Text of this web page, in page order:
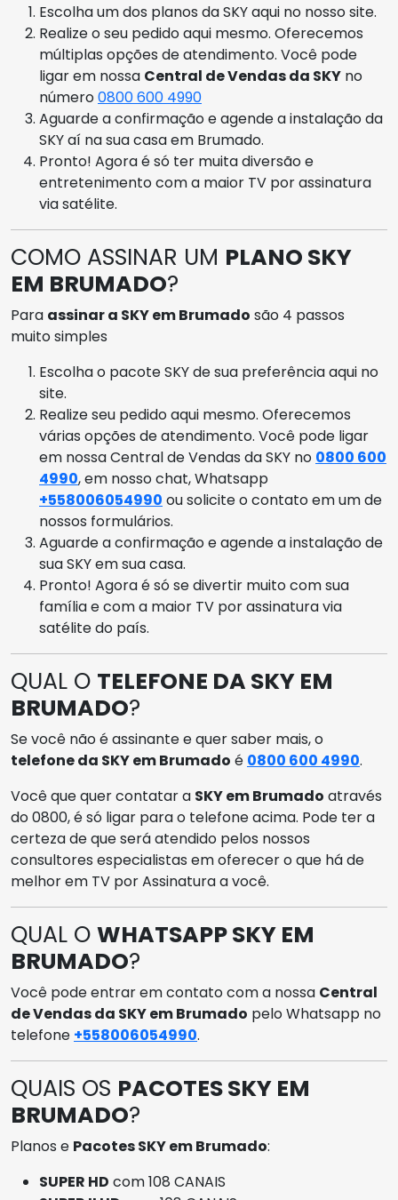
Escolha um dos planos da SKY aqui no nosso site.
Realize o seu pedido aqui mesmo. Oferecemos
múltiplas opções de atendimento. Você pode
ligar em nossa Central de Vendas da SKY no
número0800 600 4990
Aguarde a confirmação e agende a instalação da
SKY aí na sua casa em Brumado.
Pronto! Agora é só ter muita diversão e
entretenimento com a maior TV por assinatura
via satélite.
COMO ASSINAR UM PLANO SKY
EM BRUMADO?
Para assinar a SKY em Brumado são 4 passos
muito simples
Escolha o pacote SKY de sua preferência aqui no
site.
Realize seu pedido aqui mesmo. Oferecemos
várias opções de atendimento. Você pode ligar
em nossa Central de Vendas da SKY no 0800 600
4990, em nosso chat, Whatsapp
+558006054990 ou solicite o contato em um de
nossos formulários.
Aguarde a confirmação e agende a instalação de
sua SKY em sua casa.
Pronto! Agora é só se divertir muito com sua
família e com a maior TV por assinatura via
satélite do país.
QUAL O TELEFONE DA SKY EM
BRUMADO?
Se você não é assinante e quer saber mais, o
telefone da SKY em Brumado é 0800 600 4990.
Você que quer contatar a SKY em Brumado através
do 0800, é só ligar para o telefone acima. Pode ter a
certeza de que será atendido pelos nossos
consultores especialistas em oferecer o que há de
melhor em TV por Assinatura a você.
QUAL O WHATSAPP SKY EM
BRUMADO?
Você pode entrar em contato com a nossa Central
de Vendas da SKY em Brumado pelo Whatsapp no
telefone +558006054990.
QUAIS OS PACOTES SKY EM
BRUMADO?
Planos e Pacotes SKY em Brumado:
SUPER HD com 108 CANAIS